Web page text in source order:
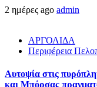
2 ημέρες ago admin
ΑΡΓΟΛΙΔΑ
Περιφέρεια
Αυτοψία στις
και Μπόρσας